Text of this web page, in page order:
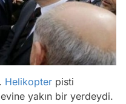
Helikopter pisti
yakın bir yerdeydi.